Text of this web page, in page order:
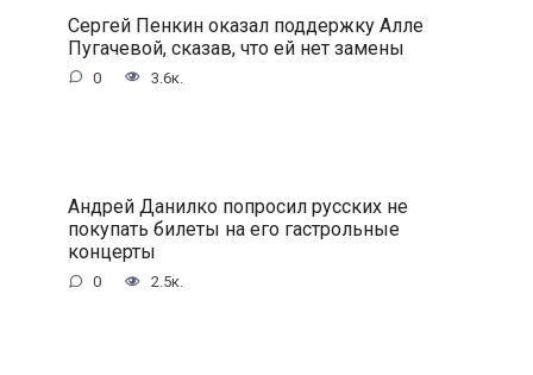
Сергей Пенкин оказал поддержку Алле
Пугачевой, сказав, что ей нет замены
0 3.6к.
Андрей Данилко попросил русских не
покупать билеты на его гастрольные
концерты
0 2.5к.